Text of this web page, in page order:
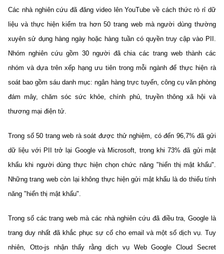
©2026 Bản quyền thuộc Bộ Khoa Học và Công Nghệ
website này)
Các nhà nghiên cứu đã đăng video lên YouTube về cách thức rò rỉ dữ
liệu và thực hiện kiểm tra hơn 50 trang web mà người dùng thường
xuyên sử dụng hàng ngày hoặc hàng tuần có quyền truy cập vào PII.
Nhóm nghiên cứu gồm 30 người đã chia các trang web thành các
nhóm và dựa trên xếp hạng ưu tiên trong mỗi ngành để thực hiện rà
soát bao gồm sáu danh mục: ngân hàng trực tuyến, công cụ văn phòng
đám mây, chăm sóc sức khỏe, chính phủ, truyền thông xã hội và
thương mại điện tử.
Trong số 50 trang web rà soát được thử nghiệm, có đến 96,7% đã gửi
dữ liệu với PII trở lại Google và Microsoft, trong khi 73% đã gửi mật
khẩu khi người dùng thực hiện chọn chức năng "hiển thị mật khẩu".
Những trang web còn lại không thực hiện gửi mật khẩu là do thiếu tính
năng "hiển thị mật khẩu".
Trong số các trang web mà các nhà nghiên cứu đã điều tra, Google là
trang duy nhất đã khắc phục sự cố cho email và một số dịch vụ. Tuy
nhiên, Otto-js nhận thấy rằng dịch vụ Web Google Cloud Secret